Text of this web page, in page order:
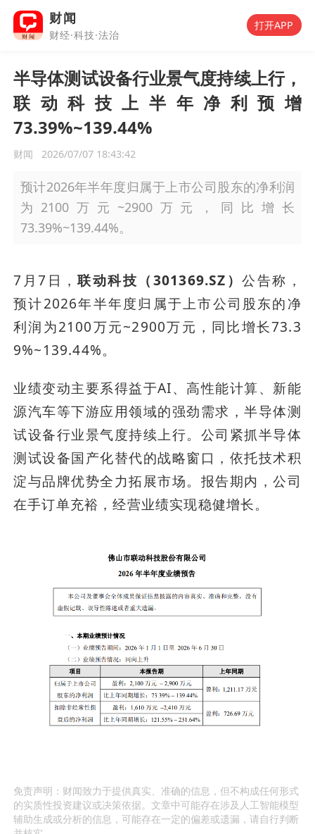
财闻
财经·科技·法治
打开APP
半导体测试设备行业景气度持续上行，
联动科技上半年净利预增
73.39%~139.44%
财闻 2026/07/07 18:43:42
预计2026年半年度归属于上市公司股东的净利润
为2100万元~2900万元，同比增长
73.39%~139.44%。
7月7日，联动科技（301369.SZ）公告称，
预计2026年半年度归属于上市公司股东的净
利润为2100万元~2900万元，同比增长73.3
9%~139.44%。
业绩变动主要系得益于AI、高性能计算、新能
源汽车等下游应用领域的强劲需求，半导体测
试设备行业景气度持续上行。公司紧抓半导体
测试设备国产化替代的战略窗口，依托技术积
淀与品牌优势全力拓展市场。报告期内，公司
在手订单充裕，经营业绩实现稳健增长。
免责声明：财闻致力于提供真实、准确的信息，但不构成任何形式
的实质性投资建议或决策依据。文章中可能存在涉及人工智能模型
辅助生成或分析的信息，可能存在一定的偏差或遗漏，请自行判断